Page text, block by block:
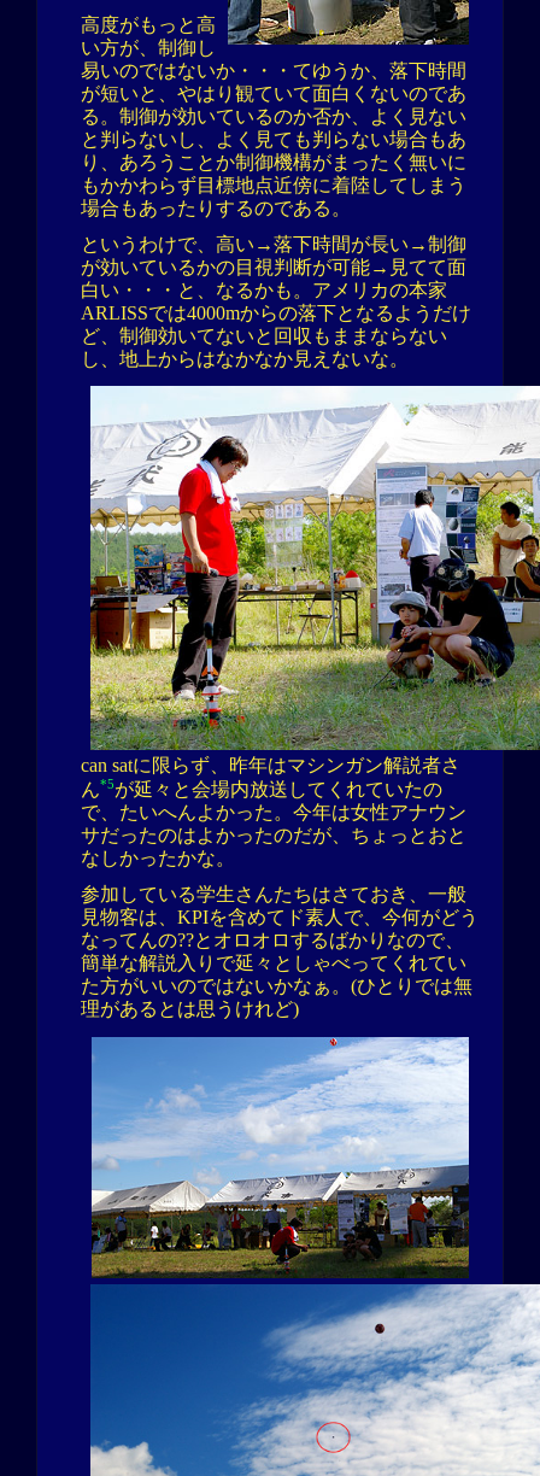
高度がもっと高
い方が、制御し
易いのではないか・・・てゆうか、落下時間
が短いと、やはり観ていて面白くないのであ
る。制御が効いているのか否か、よく見ない
と判らないし、よく見ても判らない場合もあ
り、あろうことか制御機構がまったく無いに
もかかわらず目標地点近傍に着陸してしまう
場合もあったりするのである。
というわけで、高い→落下時間が長い→制御
が効いているかの目視判断が可能→見てて面
白い・・・と、なるかも。アメリカの本家
ARLISSでは4000mからの落下となるようだけ
ど、制御効いてないと回収もままならない
し、地上からはなかなか見えないな。
can satに限らず、昨年はマシンガン解説者さ
ん*5が延々と会場内放送してくれていたの
で、たいへんよかった。今年は女性アナウン
サだったのはよかったのだが、ちょっとおと
なしかったかな。
参加している学生さんたちはさておき、一般
見物客は、KPIを含めてド素人で、今何がどう
なってんの??とオロオロするばかりなので、
簡単な解説入りで延々としゃべってくれてい
た方がいいのではないかなぁ。(ひとりでは無
理があるとは思うけれど)